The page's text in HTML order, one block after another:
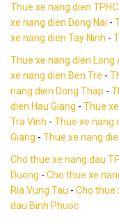
Thue xe nang dien
xe nang dien Dong Nai -
xe nang dien Tay Ninh -
Thue xe nang dien Long
xe nang dien Ben Tre -
nang dien Dong Thap -
dien Hau Giang - Thue
Tra Vinh - Thue xe nang
Giang - Thue xe nang
Cho thue xe nang dau
Duong - Cho thue xe
Ria Vung Tau - Cho thue
dau Binh Phuoc